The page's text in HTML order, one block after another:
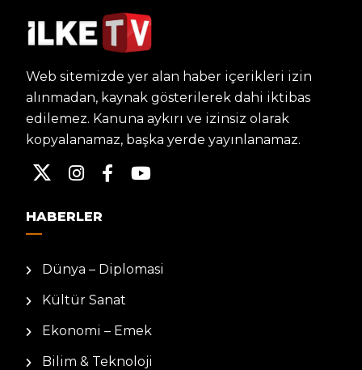
Web sitemizde yer alan haber içerikleri izin
alınmadan, kaynak gösterilerek dahi iktibas
edilemez. Kanuna aykırı ve izinsiz olarak
kopyalanamaz, başka yerde yayınlanamaz.
HABERLER
Dünya – Diplomasi
Kültür Sanat
Ekonomi – Emek
Bilim & Teknoloji